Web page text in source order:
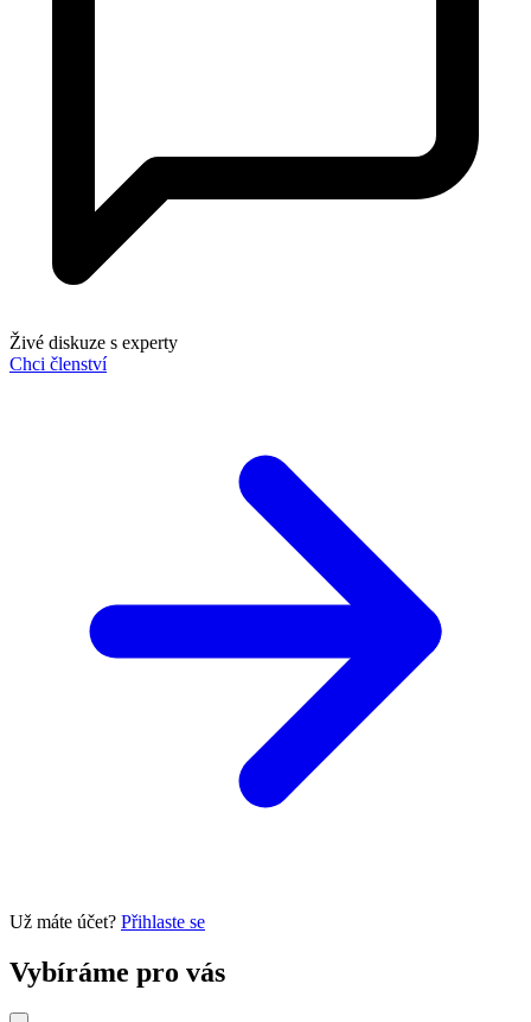
Živé diskuze s experty
Chci členství
Už máte účet? Přihlaste se
Vybíráme pro vás